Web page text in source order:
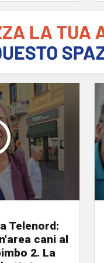
Telenord:
cani al
2. La